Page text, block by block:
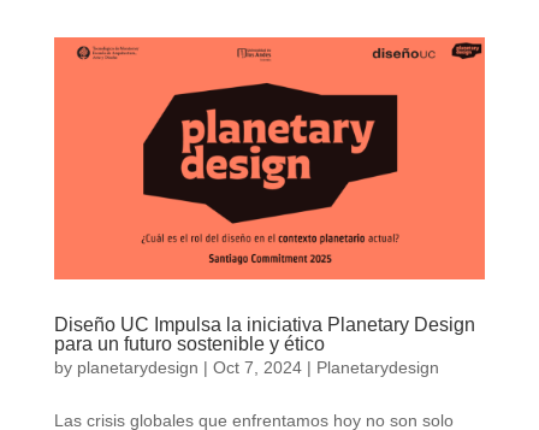
Diseño UC Impulsa la iniciativa Planetary Design
para un futuro sostenible y ético
by planetarydesign | Oct 7, 2024| Planetarydesign
Las crisis globales que enfrentamos hoy no son solo